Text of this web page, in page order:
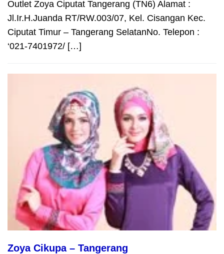
Outlet Zoya Ciputat Tangerang (TN6) Alamat :
Jl.Ir.H.Juanda RT/RW.003/07, Kel. Cisangan Kec.
Ciputat Timur – Tangerang SelatanNo. Telepon :
‘021-7401972/ […]
Zoya Cikupa – Tangerang